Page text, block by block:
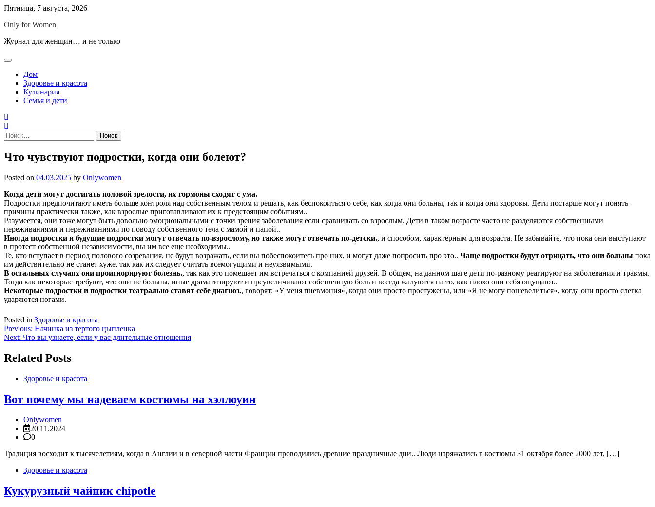
Skip
content
Пятница, 7 августа, 2026
Only for Women
Журнал для женщин… и не только
Дом
Здоровье и красота
Кулинария
Семья и дети
Найти:
Что чувствуют подростки, когда они болеют?
Posted on 04.03.2025 by Onlywomen
Когда дети могут достигать половой зрелости, их гормоны сходят с ума.
Подростки предпочитают иметь больше контроля над собственным телом и решать, как беспокоиться о себе, как когда они больны, так и когда они здоровы. Дети постарше могут понять
причины практически также, как взрослые приготавливают их к предстоящим событиям..
Разумеется, они тоже могут быть довольно эмоциональными с точки зрения заболевания если сравнивать со взрослым. Дети в таком возрасте часто не разделяются собственными
переживаниями и переживаниями по поводу собственного тела с мамой и папой..
Иногда подростки и будущие подростки могут отвечать по-взрослому, но также могут отвечать по-детски., и способом, характерным для возраста. Не забывайте, что пока они выступают
в протест собственной независимости, вы им все еще необходимы..
Те, кто вступает в период полового созревания, не будут возражать, если вы побеспокоитесь про них, и могут даже попросить про это.. Чаще подростки будут отрицать, что они больны пока
им действительно не станет хуже, так как их следует считать всемогущими и неуязвимыми.
В остальных случаях они проигнорируют болезнь., так как это помешает им встречаться с компанией друзей. В общем, на данном шаге дети по-разному реагируют на заболевания и травмы.
Тогда как некоторые требуют, что они не больны, иные драматизируют и преувеличивают собственную боль и всегда жалуются на то, как плохо они себя ощущают..
Некоторые подростки и подростки театрально ставят себе диагноз., говорят: «У меня пневмония», когда они просто простужены, или «Я не могу пошевелиться», когда они просто слегка
ударяются ногами.
Posted in Здоровье и красота
Навигация
по
записям
Previous: Начинка из тертого цыпленка
Next: Что вы узнаете, если у вас длительные отношения
Related Posts
Здоровье и красота
Вот почему мы надеваем костюмы на хэллоуин
Onlywomen
20.11.2024
0
Традиция восходит к тысячелетиям, когда в Англии и в северной части Франции проводились древние праздничные дни.. Люди наряжались в костюмы 31 октября более 2000 лет, […]
Здоровье и красота
Кукурузный чайник chipotle